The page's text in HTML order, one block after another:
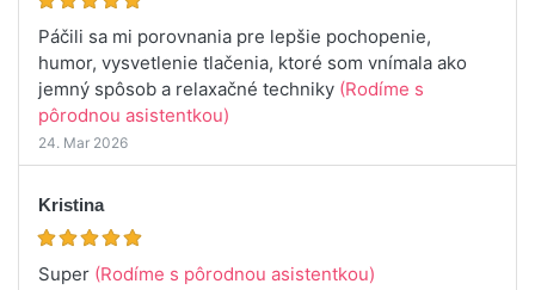
Páčili sa mi porovnania pre lepšie pochopenie,
humor, vysvetlenie tlačenia, ktoré som vnímala ako
jemný spôsob a relaxačné techniky (Rodíme s
pôrodnou asistentkou)
24. Mar 2026
Kristina
Super (Rodíme s pôrodnou asistentkou)